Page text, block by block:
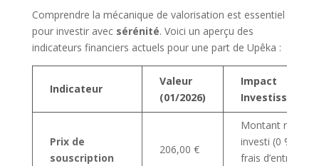
Comprendre la mécanique de valorisation est essentiel
pour investir avec sérénité. Voici un aperçu des
indicateurs financiers actuels pour une part de Upêka :
Indicateur
Valeur
(01/2026)
Impact
Investisseur
Prix de
souscription
206,00 €
Montant net
investi (0 %
frais d’entrée)